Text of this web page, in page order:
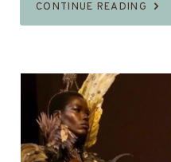
CONTINUE READING